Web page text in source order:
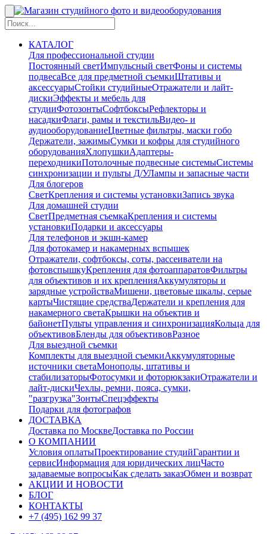
КАТАЛОГ
Для профессиональной студии
Постоянный светИмпульсный светФоны и системы
подвесаВсе для предметной съемкиШтативы и
аксессуарыСтойки студийныеОтражатели и лайт-
дискиЭффекты и мебель для
студииФотозонтыСофтбоксыРефлекторы и
насадкиФлаги, рамы и текстильВидео- и
аудиооборудованиеЦветные фильтры, маски гобо
Держатели, зажимыСумки и кофры для студийного
оборудованияХлопушкиАдаптеры-
переходникиПотолочные подвесные системыСистемы
синхронизации и пульты Д/УЛампы и запасные части
Для блогеров
СветКрепления и системы установкиЗапись звука
Для домашней студии
СветПредметная съемкаКрепления и системы
установкиПодарки и аксессуары
Для телефонов и экшн-камер
Для фотокамер и накамерных вспышек
Отражатели, софтбоксы, соты, рассеиватели на
фотовспышкуКрепления для фотоаппаратовФильтры
для объективов и их крепленияАккумуляторы и
зарядные устройстваМишени, цветовые шкалы, серые
картыЧистящие средстваДержатели и крепления для
накамерного светаКрышки на объектив и
байонетПульты управления и синхронизацияКольца для
объективовБленды для объективовРазное
Для выездной съемки
Комплекты для выездной съемкиАккумуляторные
источники светаМоноподы, штативы и
стабилизаторыФотосумки и фоторюкзакиОтражатели и
лайт-дискиЧехлы, ремни, пояса, сумки,
"разгрузка"ЗонтыСпецэффекты
Подарки для фотографов
ДОСТАВКА
Доставка по МосквеДоставка по России
О КОМПАНИИ
Условия оплатыПроектирование студийГарантии и
сервисИнформация для юридических лицЧасто
задаваемые вопросыКак сделать заказОбмен и возврат
АКЦИИ И НОВОСТИ
БЛОГ
КОНТАКТЫ
+7 (495) 162 99 37